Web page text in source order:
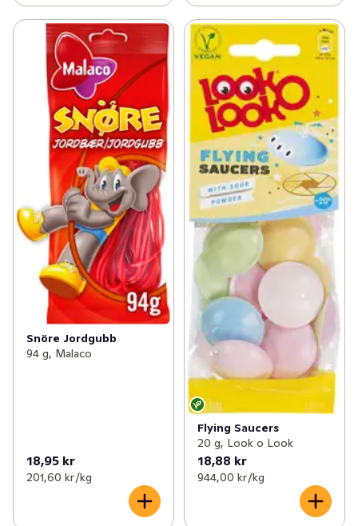
Snöre Jordgubb
94 g, Malaco
18,95 kr
201,60 kr /kg
Flying Saucers
20 g, Look o Look
18,88 kr
944,00 kr /kg